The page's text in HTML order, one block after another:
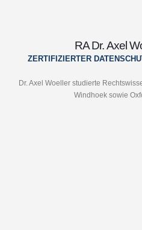
RA Dr. Axel
ZERTIFIZIERTER
Dr. Axel Woeller studierte
Windhoek sowie